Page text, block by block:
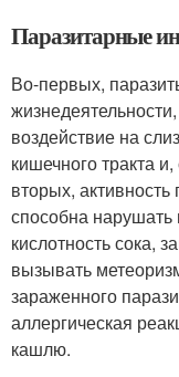
Паразитарные
Во-первых,
воздействие на
кишечного тракта
вторых,
способна
кислотность сока,
вызывать
зараженного
аллергическая
кашлю.